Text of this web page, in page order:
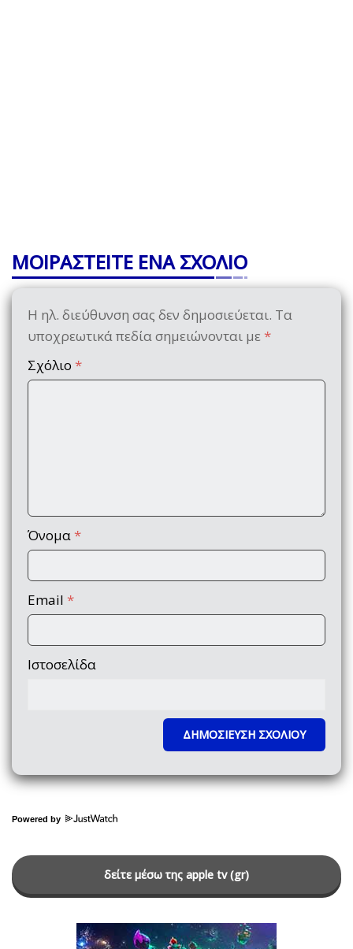
ΜΟΙΡΑΣΤΕΙΤΕ ΕΝΑ ΣΧΟΛΙΟ
Η ηλ. διεύθυνση σας δεν δημοσιεύεται. Τα
υποχρεωτικά πεδία σημειώνονται με *
Σχόλιο *
Όνομα *
Email *
Ιστοσελίδα
Powered by
δείτε μέσω της apple tv (gr)